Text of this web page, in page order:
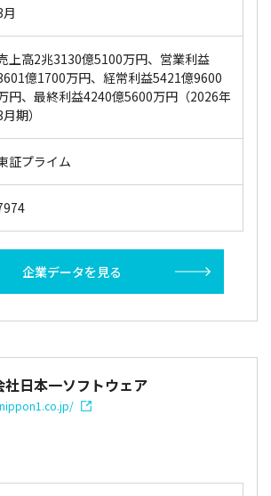
月
上高2兆3130億5100万円、営業利益
億1700万円、経常利益5421億9600
円、最終利益4240億5600万円（2026年
期）
証プライム
企業データを見る
社日本一ソフトウェア